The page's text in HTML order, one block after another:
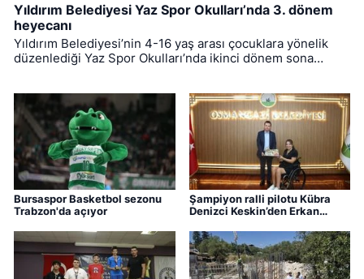
Yıldırım Belediyesi Yaz Spor Okulları’nda 3. dönem
heyecanı
Yıldırım Belediyesi’nin 4-16 yaş arası çocuklara yönelik
düzenlediği Yaz Spor Okulları’nda ikinci dönem sona
Bursaspor Basketbol sezonu
Trabzon'da açıyor
Şampiyon ralli pilotu Kübra
Denizci Keskin’den Erkan